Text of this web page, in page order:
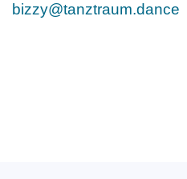
bizzy@tanztraum.dance